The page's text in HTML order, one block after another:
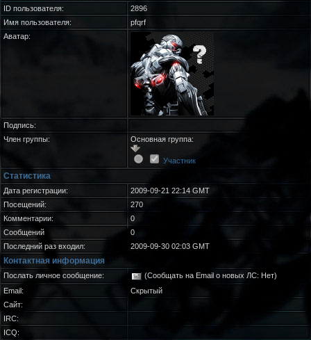
ID пользователя:
2896
Имя пользователя:
pfqrf
Аватар:
Подпись:
Член группы:
Основная группа:
Участник
Статистика
Дата регистрации:
2009-09-21 22:14 GMT
Посещений:
270
Комментарии:
0
Сообщений
0
Последний раз входил:
2009-09-30 02:03 GMT
Контактная информация
Послать личное сообщение:
(Сообщать на Email о новых ЛС: Нет)
Email:
Скрытый
Сайт:
IRC:
ICQ: